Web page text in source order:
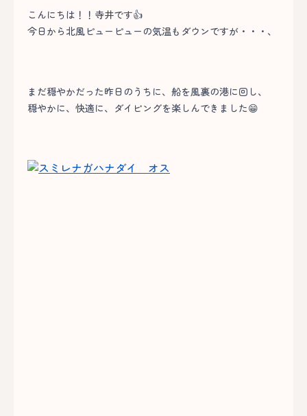
こんにちは！！寺井です👍
今日から北風ピューピューの気温もダウンですが・・・、
まだ穏やかだった昨日のうちに、船を風裏の港に回し、
穏やかに、快適に、ダイビングを楽しんできました😁